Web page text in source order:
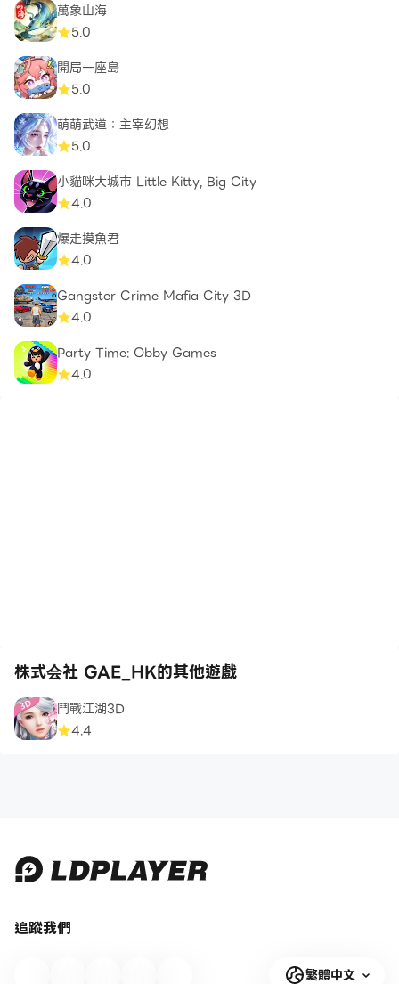
萬象山海
5.0
開局一座島
5.0
萌萌武道：主宰幻想
5.0
小貓咪大城市 Little Kitty, Big City
4.0
爆走摸魚君
4.0
Gangster Crime Mafia City 3D
4.0
Party Time: Obby Games
4.0
株式会社 GAE_HK的其他遊戲
鬥戰江湖3D
4.4
追蹤我們
繁體中文